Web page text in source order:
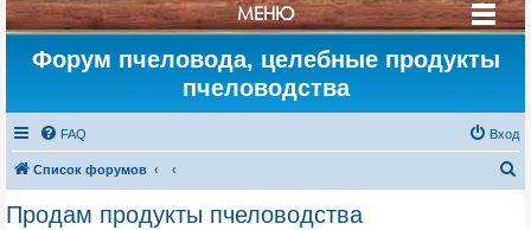
МЕНЮ
Форум пчеловода, целебные продукты
пчеловодства
FAQ Вход
Список форумов
Продам продукты пчеловодства